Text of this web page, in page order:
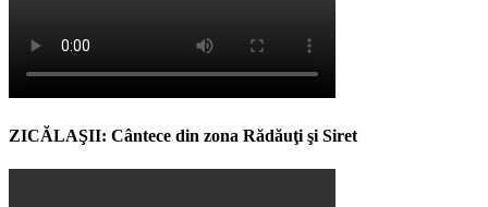
ZICĂLAŞII: Cântece din zona Rădăuţi şi Siret